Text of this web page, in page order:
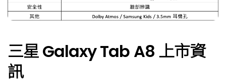
三星 Galaxy Tab A8 上市資
訊